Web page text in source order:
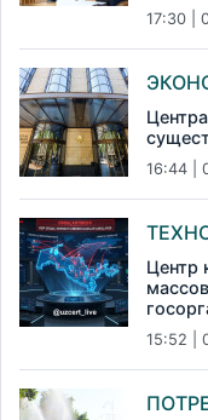
17:30 |
16:44 |
Центр
15:52 |